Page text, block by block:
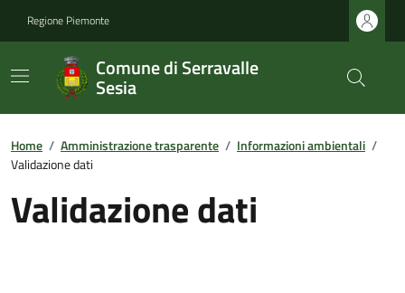
Regione Piemonte
Comune di Serravalle
Sesia
Home / Amministrazione trasparente / Informazioni ambientali /
Validazione dati
Validazione dati